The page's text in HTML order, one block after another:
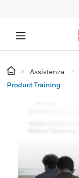
Assistenza
Product Training